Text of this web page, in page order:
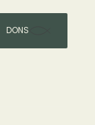
DONS